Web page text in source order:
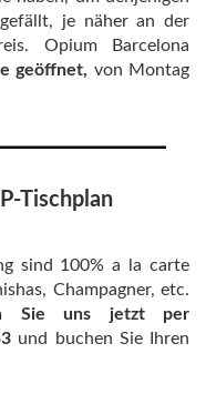
je näher an der
Opium Barcelona
geöffnet, von Montag
Tischplan
sind 100% a la carte
Champagner, etc.
Sie uns jetzt per
und buchen Sie Ihren